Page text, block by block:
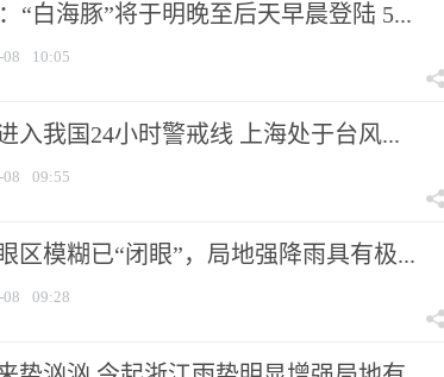
“白海豚”将于明晚至后天早晨登陆 5...
10:05
入我国24小时警戒线 上海处于台风...
09:55
区模糊已“闭眼”，局地强降雨具有极...
09:28